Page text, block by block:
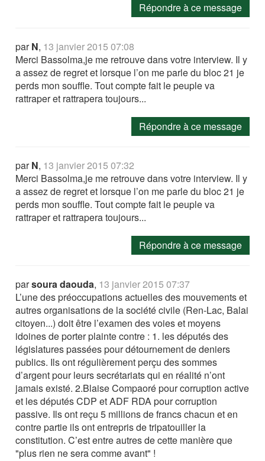
Répondre à ce message
parN, 13 janvier 2015 07:08
Merci Bassolma,je me retrouve dans votre interview. Il y
a assez de regret et lorsque l’on me parle du bloc 21 je
perds mon souffle. Tout compte fait le peuple va
rattraper et rattrapera toujours...
Répondre à ce message
parN, 13 janvier 2015 07:32
Merci Bassolma,je me retrouve dans votre interview. Il y
a assez de regret et lorsque l’on me parle du bloc 21 je
perds mon souffle. Tout compte fait le peuple va
rattraper et rattrapera toujours...
Répondre à ce message
parsoura daouda, 13 janvier 2015 07:37
L’une des préoccupations actuelles des mouvements et
autres organisations de la société civile (Ren-Lac, Balai
citoyen...) doit être l’examen des voies et moyens
idoines de porter plainte contre : 1. les députés des
législatures passées pour détournement de deniers
publics. Ils ont régulièrement perçu des sommes
d’argent pour leurs secrétariats qui en réalité n’ont
jamais existé. 2.Blaise Compaoré pour corruption active
et les députés CDP et ADF RDA pour corruption
passive. Ils ont reçu 5 millions de francs chacun et en
contre partie ils ont entrepris de tripatouiller la
constitution. C’est entre autres de cette manière que
"plus rien ne sera comme avant" !